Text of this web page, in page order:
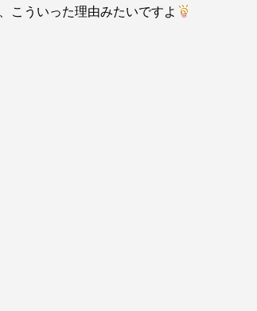
こういった理由みたいですよ